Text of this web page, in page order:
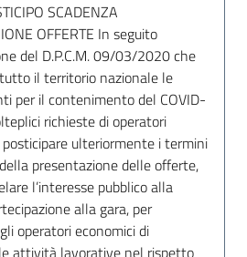
SCADENZA
OFFERTE In seguito
del D.P.C.M. 09/03/2020 che
il territorio nazionale le
per il contenimento del COVID-
richieste di operatori
ulteriormente i termini
presentazione delle offerte,
l’interesse pubblico alla
alla gara, per
operatori economici di
attività lavorative nel rispetto